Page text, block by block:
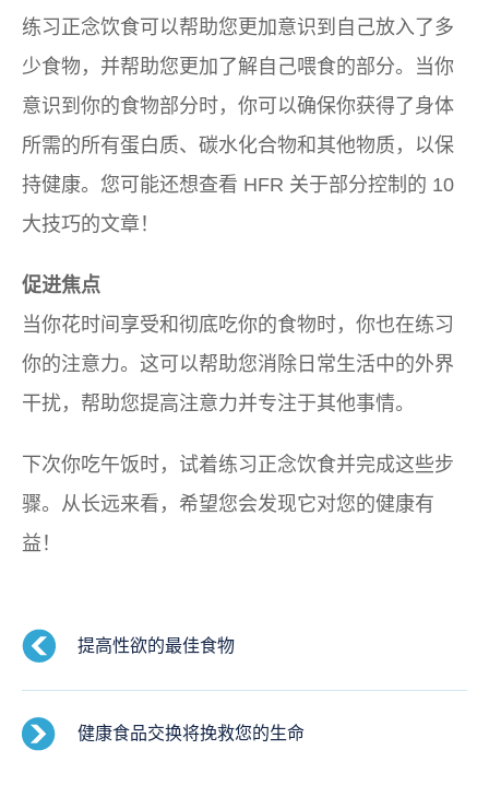
练习正念饮食可以帮助您更加意识到自己放入了多
少食物，并帮助您更加了解自己喂食的部分。当你
意识到你的食物部分时，你可以确保你获得了身体
所需的所有蛋白质、碳水化合物和其他物质，以保
持健康。您可能还想查看 HFR 关于部分控制的 10
大技巧的文章！
促进焦点
当你花时间享受和彻底吃你的食物时，你也在练习
你的注意力。这可以帮助您消除日常生活中的外界
干扰，帮助您提高注意力并专注于其他事情。
下次你吃午饭时，试着练习正念饮食并完成这些步
骤。从长远来看，希望您会发现它对您的健康有
益！
提高性欲的最佳食物
健康食品交换将挽救您的生命